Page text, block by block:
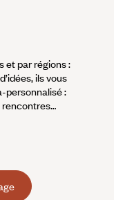
et par régions :
ils vous
personnalisé :
rencontres…